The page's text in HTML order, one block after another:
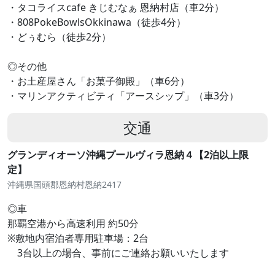
・タコライスcafe きじむなぁ 恩納村店（車2分）
・808PokeBowlsOkkinawa（徒歩4分）
・どぅむら（徒歩2分）
◎その他
・お土産屋さん「お菓子御殿」（車6分）
・マリンアクティビティ「アースシップ」（車3分）
交通
グランディオーソ沖縄プールヴィラ恩納４【2泊以上限
定】
沖縄県国頭郡恩納村恩納2417
◎車
那覇空港から高速利用 約50分
※敷地内宿泊者専用駐車場：2台
3台以上の場合、事前にご連絡お願いいたします